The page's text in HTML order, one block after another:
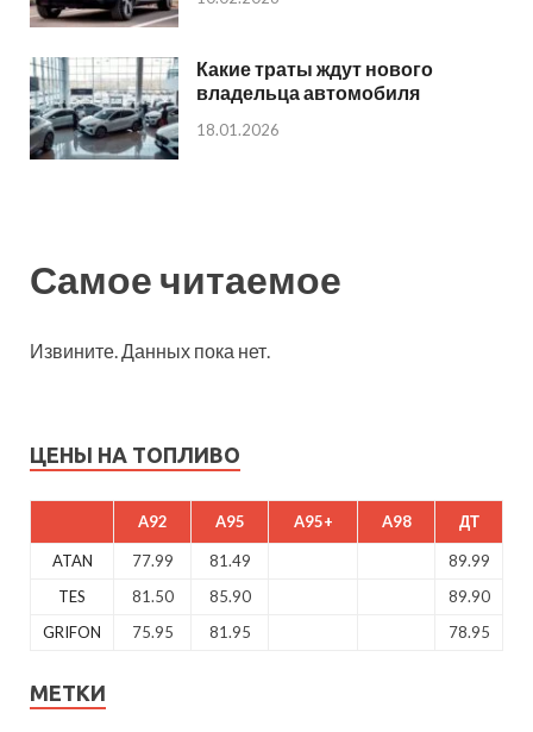
Какие траты ждут нового
владельца автомобиля
18.01.2026
Самое читаемое
Извините. Данных пока нет.
ЦЕНЫ НА ТОПЛИВО
A92 A95 A95+ A98 ДТ
ATAN 77.99 81.49
89.99
TES
81.50 85.90
89.90
GRIFON
75.95 81.95 78.95
МЕТКИ